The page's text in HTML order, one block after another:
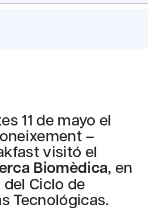
11 de mayo el
–
visitó el
Biomèdica, en
Ciclo de
Tecnológicas.